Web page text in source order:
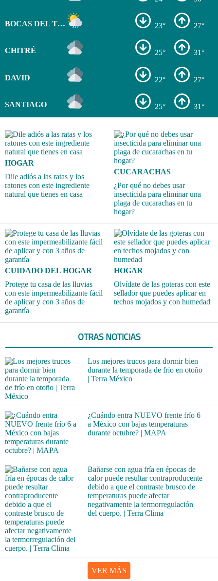
BOCAS DEL TORO 23° 27°
CHITRÉ 25° 31°
DAVID 22° 27°
SANTIAGO 25° 31°
HOGAR
Dile adiós a las ratas y los
ratones con este ingrediente
natural que tienes en casa
CUCARACHAS
¿Por qué no debes usar
insecticida para eliminar una
plaga de cucarachas en tu
hogar?
CUIDADO DEL HOGAR
Protege tu casa de las lluvias
con este impermeabilizante fácil
de aplicar y con 3 años de
garantía
HOGAR
Olvídate de las goteras con este
sellador que puedes aplicar en
techos mojados y con humedad
OTRAS NOTICIAS
Los mejores trucos para dormir bien
durante la temporada de frío en otoño
| Terra México
¿Cuándo entra NUEVO frente frío 6
a México con bajas temperaturas
durante octubre? | MAPA
Bañarse con agua fría en épocas de
calor puede resultar contraproducente
debido a que el contraste brusco de
temperaturas puede afectar
negativamente la termorregulación
del cuerpo. | Terra Clima
VER MÁS